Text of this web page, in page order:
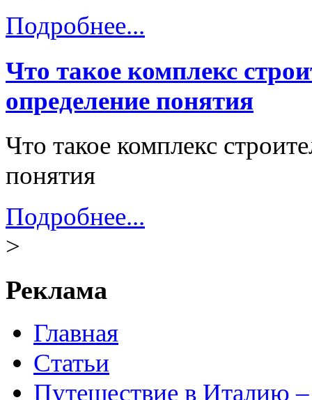
Подробнее...
Что такое комплекс
определение понятия
Что такое комплекс
понятия
Подробнее...
>
Реклама
Главная
Статьи
Путешествие в Италию